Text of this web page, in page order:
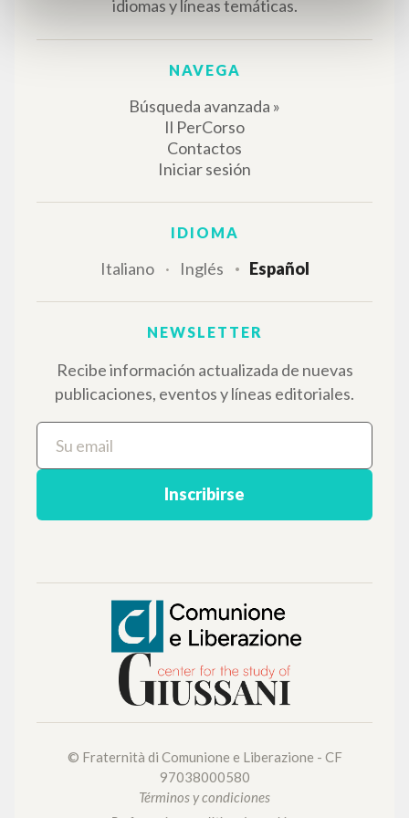
Lugar de edición : Montreal-Kingston-London-
ISBN: 0-7735-3148-3
RESULTADOS SUCESIVOS
EL PROYECTO
Este portal recoge y pone a disposición de los
usuarios los textos de Luigi Giussani: casi 5000
voces bibliográficas, textos íntegros en 5
idiomas y líneas temáticas.
Iniciar sesión
IDIOMA
Italiano Inglés Español
NEWSLETTER
Recibe información actualizada de nuevas